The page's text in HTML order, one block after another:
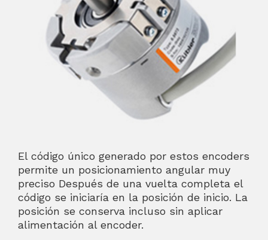
El código único generado por estos encoders
permite un posicionamiento angular muy
preciso Después de una vuelta completa el
código se iniciaría en la posición de inicio. La
posición se conserva incluso sin aplicar
alimentación al encoder.